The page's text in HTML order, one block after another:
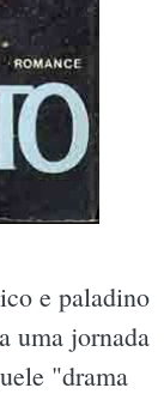
e paladino
uma jornada
"drama